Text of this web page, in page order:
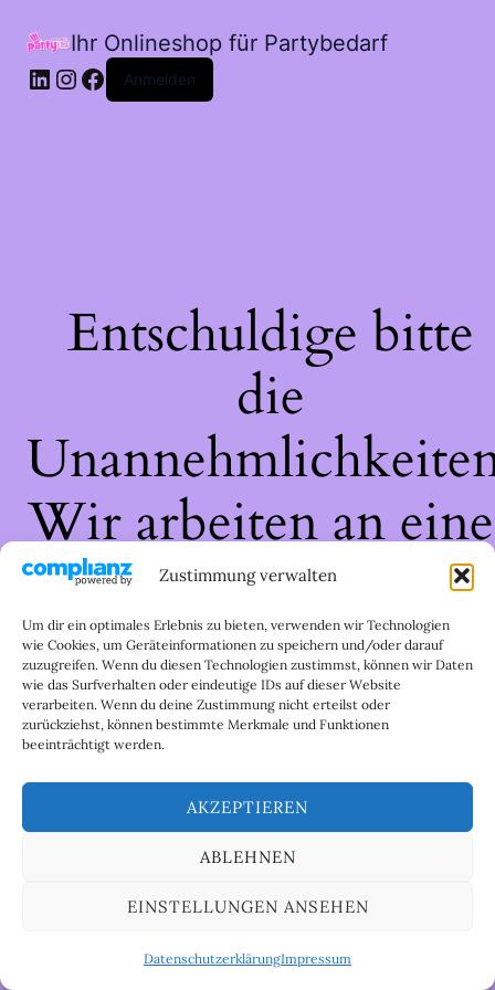
Zustimmung verwalten
Um dir ein optimales Erlebnis zu bieten, verwenden wir Technologien
wie Cookies, um Geräteinformationen zu speichern und/oder darauf
zuzugreifen. Wenn du diesen Technologien zustimmst, können wir Daten
wie das Surfverhalten oder eindeutige IDs auf dieser Website
verarbeiten. Wenn du deine Zustimmung nicht erteilst oder
zurückziehst, können bestimmte Merkmale und Funktionen
beeinträchtigt werden.
AKZEPTIEREN
ABLEHNEN
EINSTELLUNGEN ANSEHEN
DatenschutzerklärungImpressum
Ihr Onlineshop für Partybedarf
LinkedIn
Instagram
Facebook
Anmelden
Entschuldige bitte
die
Wir arbeiten an
großartigen Sache
schau bald wieder
vorbei!